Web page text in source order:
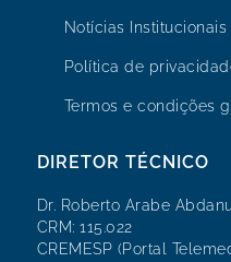
Notícias Institucionais
Política de
Termos e condições
DIRETOR TÉCNICO
Dr. Roberto Arabe
CRM: 115.022
CREMESP (Portal